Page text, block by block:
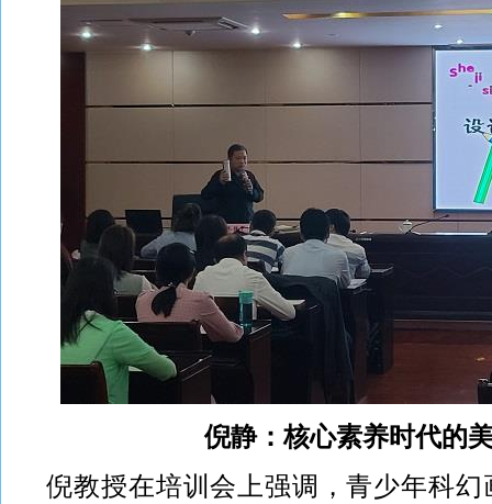
倪静：核心素养时代的
倪教授在培训会上强调，青少年科幻